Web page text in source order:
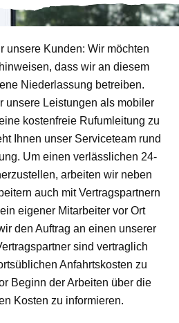
unsere Kunden: Wir möchten
dass wir an diesem
Niederlassung betreiben.
unsere Leistungen als mobiler
kostenfreie Rufumleitung zu
Ihnen unser Serviceteam rund
Um einen verlässlichen 24-
arbeiten wir neben
auch mit Vertragspartnern
eigener Mitarbeiter vor Ort
den Auftrag an einen unserer
sind vertraglich
Anfahrtskosten zu
Beginn der Arbeiten über die
Kosten zu informieren.